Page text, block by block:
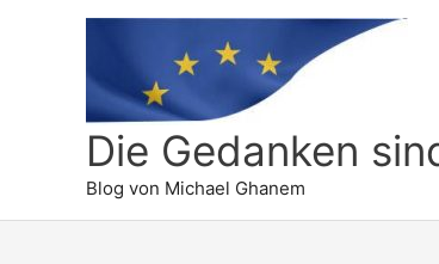
Die Gedanken
Blog von Michael Ghanem